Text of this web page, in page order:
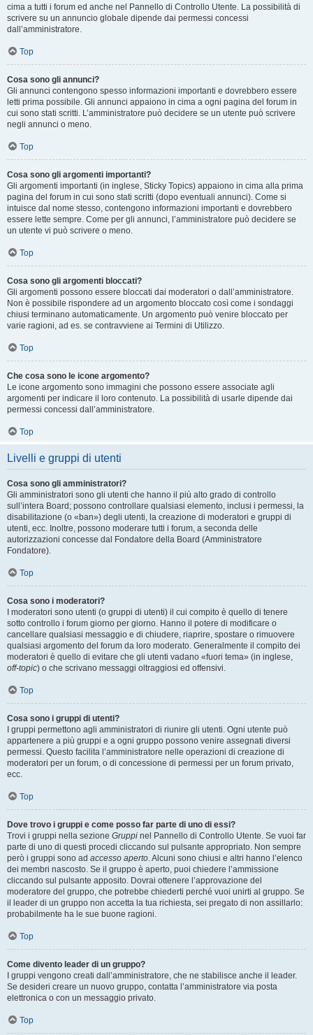
cima a tutti i forum ed anche nel Pannello di Controllo Utente. La possibilità di
scrivere su un annuncio globale dipende dai permessi concessi
dall’amministratore.
Top
Cosa sono gli annunci?
Gli annunci contengono spesso informazioni importanti e dovrebbero essere
letti prima possibile. Gli annunci appaiono in cima a ogni pagina del forum in
cui sono stati scritti. L’amministratore può decidere se un utente può scrivere
negli annunci o meno.
Top
Cosa sono gli argomenti importanti?
Gli argomenti importanti (in inglese, Sticky Topics) appaiono in cima alla prima
pagina del forum in cui sono stati scritti (dopo eventuali annunci). Come si
intuisce dal nome stesso, contengono informazioni importanti e dovrebbero
essere lette sempre. Come per gli annunci, l’amministratore può decidere se
un utente vi può scrivere o meno.
Top
Cosa sono gli argomenti bloccati?
Gli argomenti possono essere bloccati dai moderatori o dall’amministratore.
Non è possibile rispondere ad un argomento bloccato così come i sondaggi
chiusi terminano automaticamente. Un argomento può venire bloccato per
varie ragioni, ad es. se contravviene ai Termini di Utilizzo.
Top
Che cosa sono le icone argomento?
Le icone argomento sono immagini che possono essere associate agli
argomenti per indicare il loro contenuto. La possibilità di usarle dipende dai
permessi concessi dall’amministratore.
Top
Livelli e gruppi di utenti
Cosa sono gli amministratori?
Gli amministratori sono gli utenti che hanno il più alto grado di controllo
sull’intera Board; possono controllare qualsiasi elemento, inclusi i permessi, la
disabilitazione (o «ban») degli utenti, la creazione di moderatori e gruppi di
utenti, ecc. Inoltre, possono moderare tutti i forum, a seconda delle
autorizzazioni concesse dal Fondatore della Board (Amministratore
Fondatore).
Top
Cosa sono i moderatori?
I moderatori sono utenti (o gruppi di utenti) il cui compito è quello di tenere
sotto controllo i forum giorno per giorno. Hanno il potere di modificare o
cancellare qualsiasi messaggio e di chiudere, riaprire, spostare o rimuovere
qualsiasi argomento del forum da loro moderato. Generalmente il compito dei
moderatori è quello di evitare che gli utenti vadano «fuori tema» (in inglese,
off-topic) o che scrivano messaggi oltraggiosi ed offensivi.
Top
Cosa sono i gruppi di utenti?
I gruppi permettono agli amministratori di riunire gli utenti. Ogni utente può
appartenere a più gruppi e a ogni gruppo possono venire assegnati diversi
permessi. Questo facilita l’amministratore nelle operazioni di creazione di
moderatori per un forum, o di concessione di permessi per un forum privato,
ecc.
Top
Dove trovo i gruppi e come posso far parte di uno di essi?
Trovi i gruppi nella sezione Gruppi nel Pannello di Controllo Utente. Se vuoi far
parte di uno di questi procedi cliccando sul pulsante appropriato. Non sempre
però i gruppi sono ad accesso aperto. Alcuni sono chiusi e altri hanno l’elenco
dei membri nascosto. Se il gruppo è aperto, puoi chiedere l’ammissione
cliccando sul pulsante apposito. Dovrai ottenere l’approvazione del
moderatore del gruppo, che potrebbe chiederti perché vuoi unirti al gruppo. Se
il leader di un gruppo non accetta la tua richiesta, sei pregato di non assillarlo:
probabilmente ha le sue buone ragioni.
Top
Come divento leader di un gruppo?
I gruppi vengono creati dall’amministratore, che ne stabilisce anche il leader.
Se desideri creare un nuovo gruppo, contatta l’amministratore via posta
elettronica o con un messaggio privato.
Top